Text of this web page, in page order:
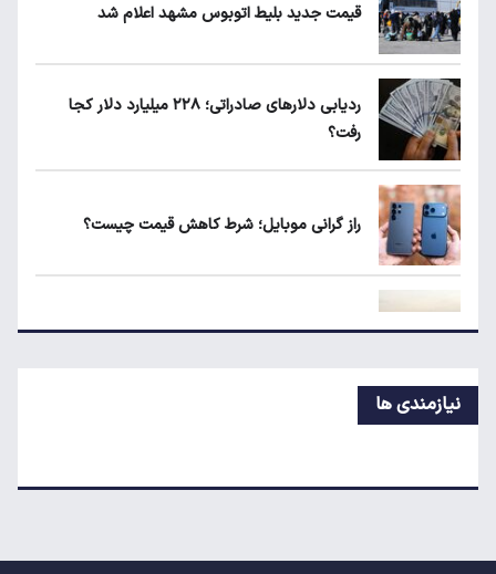
یارانه نقدی و کالابرگ این افراد حذف شد
لبنیات دوباره گران می‌شود؟
قیمت جدید بلیط اتوبوس مشهد اعلام شد
ردیابی دلارهای صادراتی؛ ۲۲۸ میلیارد دلار کجا
رفت؟
راز گرانی موبایل؛ شرط کاهش قیمت چیست؟
قیمت آپارتمان در گیشا، پونک و تهرانپارس
نیازمندی ها